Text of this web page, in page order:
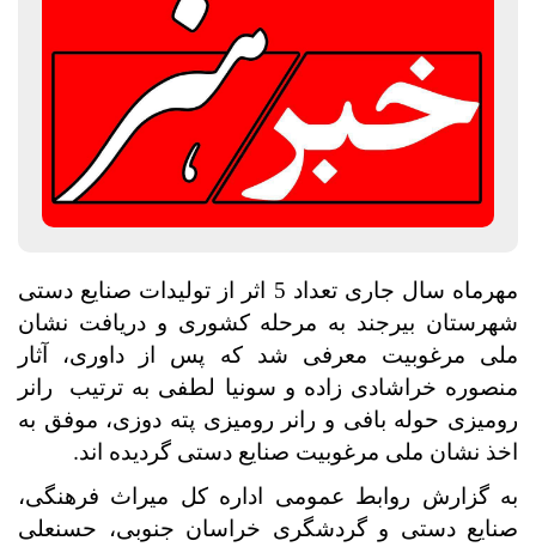
مهرماه سال جاری تعداد 5 اثر از تولیدات صنایع دستی
شهرستان بیرجند به مرحله کشوری و دریافت نشان
ملی مرغوبیت معرفی شد که پس از داوری، آثار
منصوره خراشادی زاده و سونیا لطفی به ترتیب رانر
رومیزی حوله بافی و رانر رومیزی پته دوزی، موفق به
اخذ نشان ملی مرغوبیت صنایع دستی گردیده اند.
به گزارش روابط عمومی اداره کل میراث فرهنگی،
صنایع دستی و گردشگری خراسان جنوبی، حسنعلی